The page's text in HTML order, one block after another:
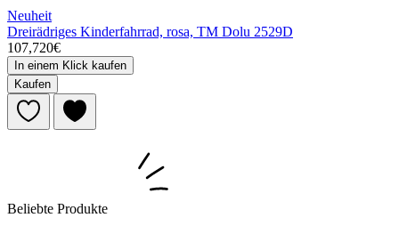
Neuheit
Dreirädriges Kinderfahrrad, rosa, TM Dolu 2529D
107,720€
In einem Klick kaufen
Kaufen
Beliebte Produkte